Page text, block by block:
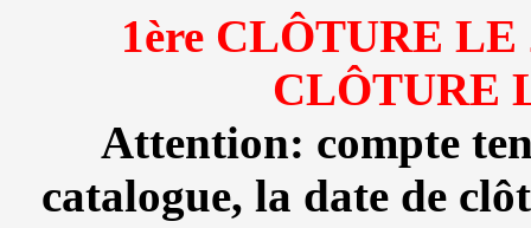
1ère CLÔTURE LE
CLÔTURE
Attention: compte
catalogue, la date de